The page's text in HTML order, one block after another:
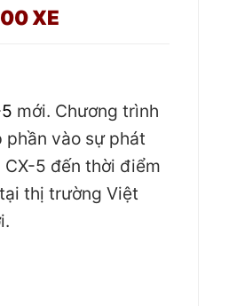
XE
mới. Chương trình
phần vào sự phát
5 đến thời điểm
thị trường Việt